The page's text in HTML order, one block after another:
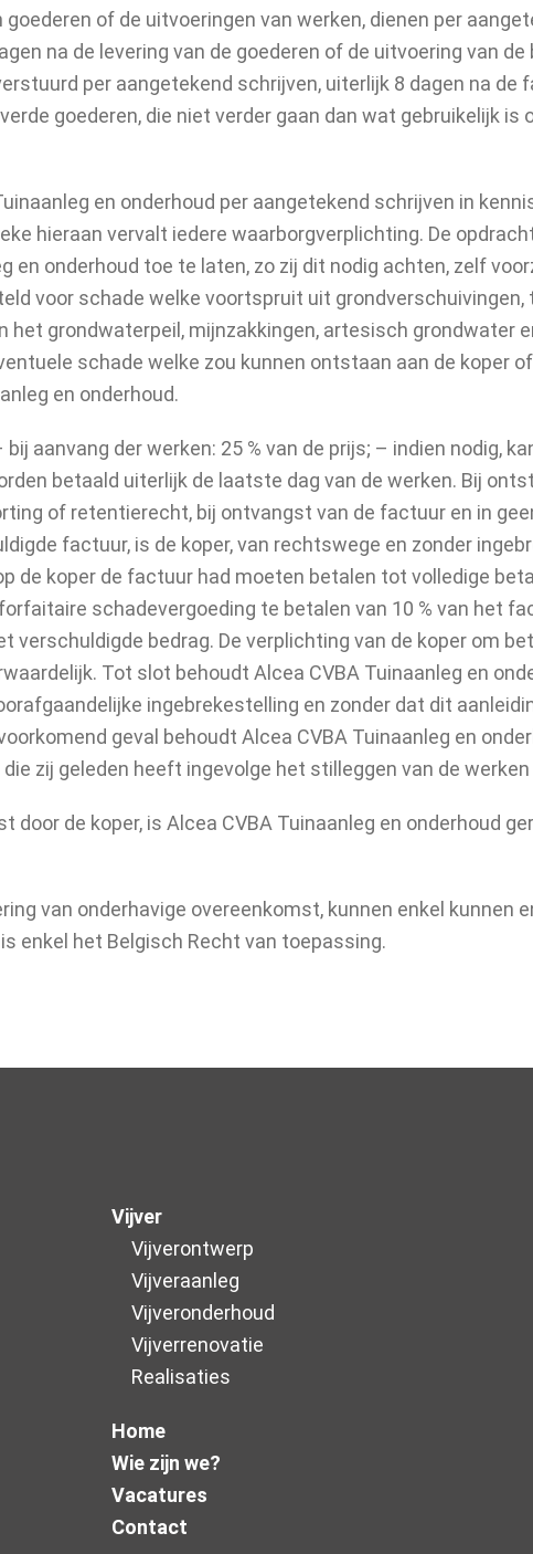
of de uitvoeringen van werken, dienen per
na de levering van de goederen of de uitvoering van
per aangetekend schrijven, uiterlijk 8 dagen na de
goederen, die niet verder gaan dan wat gebruikelijk is
en onderhoud per aangetekend schrijven in
hieraan vervalt iedere waarborgverplichting. De
en onderhoud toe te laten, zo zij dit nodig achten, zelf
voor schade welke voortspruit uit
grondwaterpeil, mijnzakkingen, artesisch grondwater
schade welke zou kunnen ontstaan aan de koper
en onderhoud.
aanvang der werken: 25 % van de prijs; – indien nodig,
betaald uiterlijk de laatste dag van de werken. Bij
of retentierecht, bij ontvangst van de factuur en in
factuur, is de koper, van rechtswege en zonder
de koper de factuur had moeten betalen tot volledige
schadevergoeding te betalen van 10 % van het
verschuldigde bedrag. De verplichting van de koper om
Tot slot behoudt Alcea CVBA Tuinaanleg en
ingebrekestelling en zonder dat dit
geval behoudt Alcea CVBA Tuinaanleg en
zij geleden heeft ingevolge het stilleggen van de
door de koper, is Alcea CVBA Tuinaanleg en onderhoud
van onderhavige overeenkomst, kunnen enkel kunnen
enkel het Belgisch Recht van toepassing.
Vijver
Vijverontwerp
Vijveraanleg
Vijver­onderhoud
Vijverrenovatie
Realisaties
Home
Wie zijn we?
Vacatures
Contact